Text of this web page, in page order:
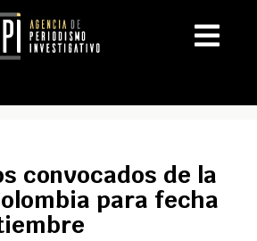
convocados de la
para fecha